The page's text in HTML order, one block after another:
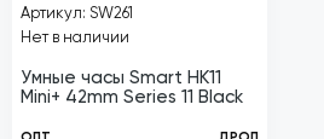
Артикул: SW261
Нет в наличии
Умные часы Smart HK11
Mini+ 42mm Series 11 Black